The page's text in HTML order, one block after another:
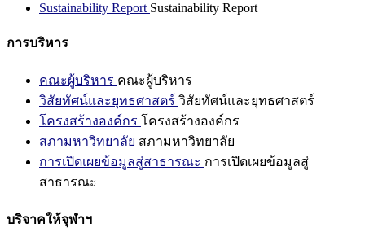
Sustainability Report Sustainability Report
การบริหาร
คณะผู้บริหาร คณะผู้บริหาร
วิสัยทัศน์และยุทธศาสตร์ วิสัยทัศน์และยุทธศาสตร์
โครงสร้างองค์กร โครงสร้างองค์กร
สภามหาวิทยาลัย สภามหาวิทยาลัย
การเปิดเผยข้อมูลสู่สาธารณะ การเปิดเผยข้อมูลสู่
สาธารณะ
บริจาคให้จุฬาฯ